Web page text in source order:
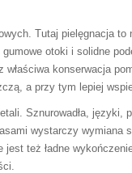
Tutaj pielęgnacja
otoki i solidne
właściwa konserwacja
a przy tym lepiej
Sznurowadła, języki,
wystarczy wymiana
jest też ładne